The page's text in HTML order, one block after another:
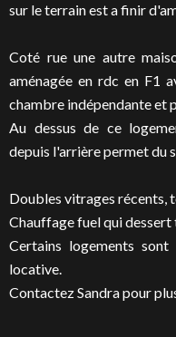
sur le terrain est a finir
Coté rue une autre
aménagée en rdc en F1
chambre indépendante et
Au dessus de ce
depuis l'arrière permet du
Doubles vitrages récents,
Chauffage fuel qui dessert
Certains logements
locative.
Contactez Sandra pour